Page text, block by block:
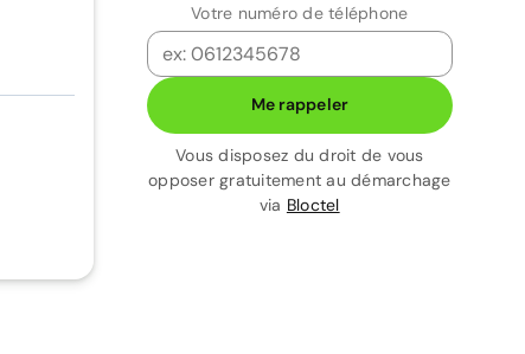
Votre numéro de téléphone
Me rappeler
Vous disposez du droit de vous
opposer gratuitement au démarchage
via Bloctel